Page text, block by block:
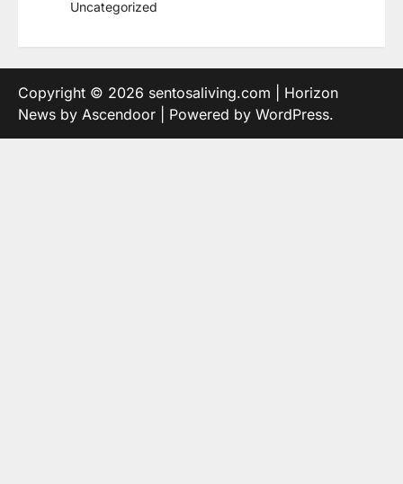
Uncategorized
Copyright © 2026 sentosaliving.com | Horizon
News by Ascendoor | Powered by WordPress.